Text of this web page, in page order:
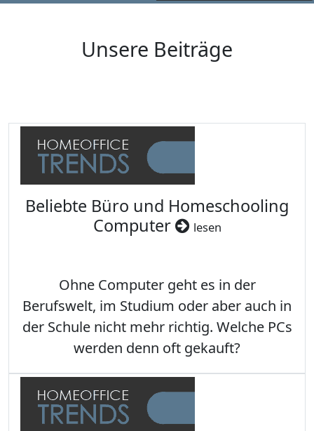
Unsere Beiträge
Beliebte Büro und Homeschooling
Computer
lesen
Ohne Computer geht es in der
Berufswelt, im Studium oder aber auch in
der Schule nicht mehr richtig. Welche PCs
werden denn oft gekauft?